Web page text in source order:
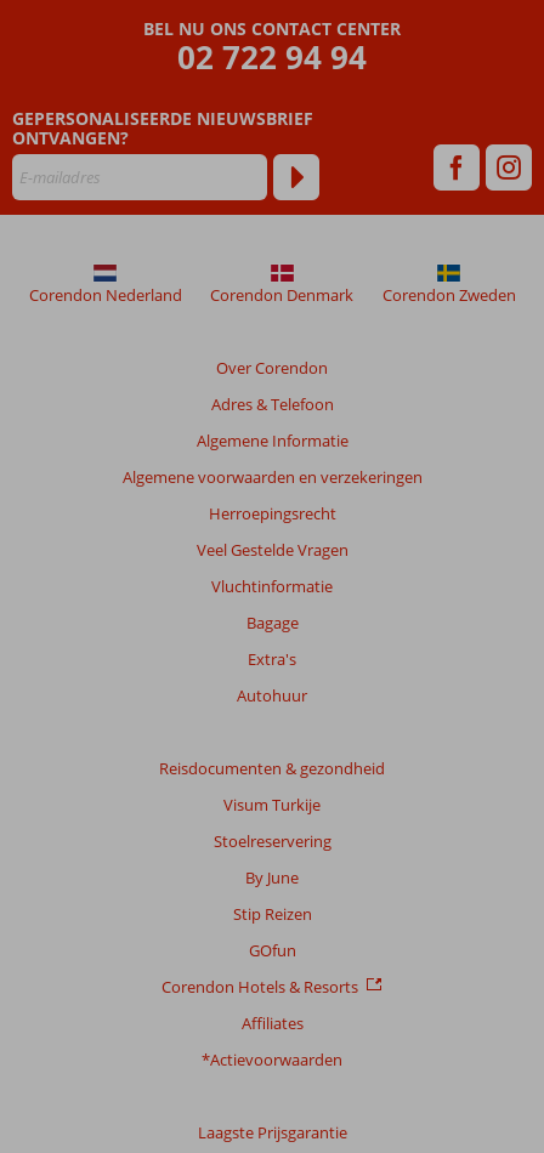
BEL NU ONS CONTACT CENTER
02 722 94 94
GEPERSONALISEERDE NIEUWSBRIEF
ONTVANGEN?
Over Corendon
Adres & Telefoon
Algemene Informatie
Algemene voorwaarden en verzekeringen
Herroepingsrecht
Veel Gestelde Vragen
Vluchtinformatie
Bagage
Extra's
Autohuur
Reisdocumenten & gezondheid
Visum Turkije
Stoelreservering
By June
Stip Reizen
GOfun
Corendon Hotels & Resorts
Affiliates
*Actievoorwaarden
Laagste Prijsgarantie
Corendon Nederland Corendon Denmark Corendon Zweden